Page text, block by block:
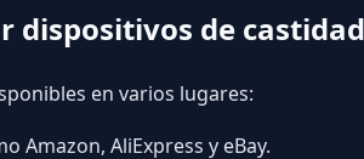
dispositivos de
en varios lugares:
Amazon, AliExpress y eBay.